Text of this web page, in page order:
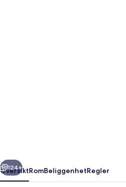
Neste
124+
OversiktRomBeliggenhetRegler